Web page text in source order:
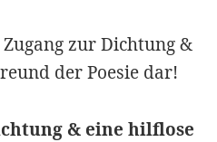
zur Dichtung &
der Poesie dar!
& eine hilflose